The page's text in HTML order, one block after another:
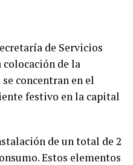
de Servicios
de la
concentran en el
festivo en la capital
de un total de 2
Estos elementos